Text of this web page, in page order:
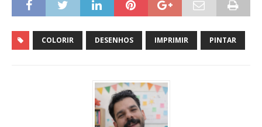
COLORIR DESENHOS IMPRIMIR PINTAR